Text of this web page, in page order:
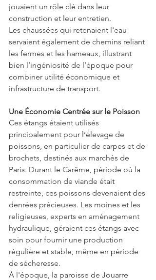
jouaient un rôle clé dans leur
construction et leur entretien.
Les chaussées qui retenaient l'eau
servaient également de chemins reliant
les fermes et les hameaux, illustrant
bien l’ingéniosité de l’époque pour
combiner utilité économique et
infrastructure de transport.
Une Économie Centrée sur le Poisson
Ces étangs étaient utilisés
principalement pour l’élevage de
poissons, en particulier de carpes et de
brochets, destinés aux marchés de
Paris. Durant le Carême, période où la
consommation de viande était
restreinte, ces poissons devenaient des
denrées précieuses. Les moines et les
religieuses, experts en aménagement
hydraulique, géraient ces étangs avec
soin pour fournir une production
régulière et stable, même en période
de sécheresse.
À l'époque, la paroisse de Jouarre